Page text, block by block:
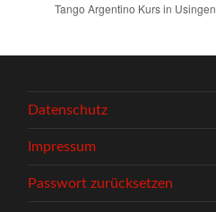
Tango Argentino Kurs in Usingen
Datenschutz
Impressum
Passwort zurücksetzen